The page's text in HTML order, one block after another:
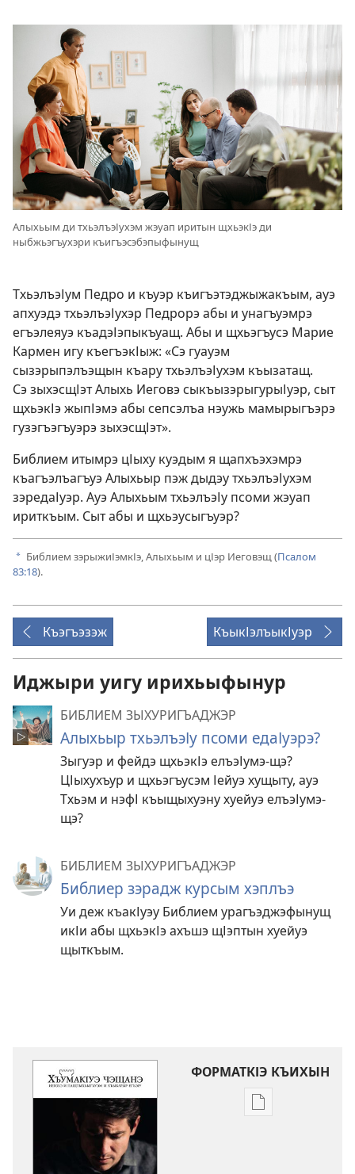
Алыхьым ди тхьэлъэІухэм жэуап иритын щхьэкІэ ди
ныбжьэгъухэри къигъэсэбэпыфынущ
ТхьэлъэІум Педро и къуэр къигъэтэджыжакъым, ауэ
апхуэдэ тхьэлъэІухэр Педрорэ абы и унагъуэмрэ
егъэлеяуэ къадэІэпыкъуащ. Абы и щхьэгъусэ Марие
Кармен игу къегъэкІыж: «Сэ гуауэм
сызэрыпэлъэщын къару тхьэлъэІухэм къызатащ.
Сэ зыхэсщІэт Алыхь Иеговэ сыкъызэрыгурыІуэр, сыт
щхьэкІэ жыпІэмэ абы сепсэлъа нэужь мамырыгъэрэ
гузэгъэгъуэрэ зыхэсщІэт».
Библием итымрэ цІыху куэдым я щапхъэхэмрэ
къагъэлъагъуэ Алыхьыр пэж дыдэу тхьэлъэІухэм
зэредаІуэр. Ауэ Алыхьым тхьэлъэІу псоми жэуап
ириткъым. Сыт абы и щхьэусыгъуэр?
a Библием зэрыжиІэмкІэ, Алыхьым и цІэр Иеговэщ (Псалом
83:18).
Къэгъэзэж КъыкІэлъыкІуэр
Иджыри уигу ирихьыфынур
БИБЛИЕМ ЗЫХУРИГЪАДЖЭР
Алыхьыр тхьэлъэІу псоми едаІуэрэ?
Зыгуэр и фейдэ щхьэкІэ елъэІумэ-щэ?
ЦІыхухъур и щхьэгъусэм Іейуэ хущыту, ауэ
Тхьэм и нэфІ къыщыхуэну хуейуэ елъэІумэ-
щэ?
БИБЛИЕМ ЗЫХУРИГЪАДЖЭР
Библиер зэрадж курсым хэплъэ
Уи деж къакІуэу Библием урагъэджэфынущ
икІи абы щхьэкІэ ахъшэ щІэптын хуейуэ
щыткъым.
ФОРМАТКІЭ КЪИХЫН
Тхыгъэу